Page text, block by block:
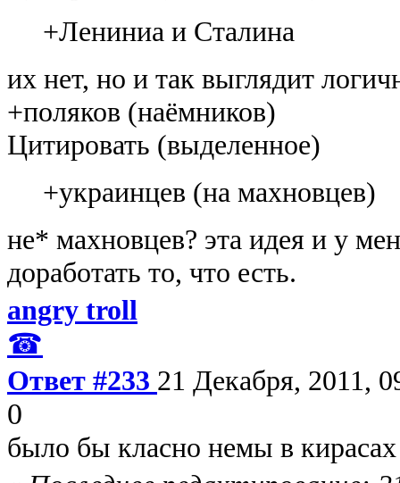
+Лениниа и Сталина
их нет, но и так выглядит
+поляков (наёмников)
Цитировать (выделенное)
+украинцев (на махновцев)
не* махновцев? эта идея и у
доработать то, что есть.
angry troll
☎
Ответ #233 21 Декабря, 2011,
0
было бы класно немы в